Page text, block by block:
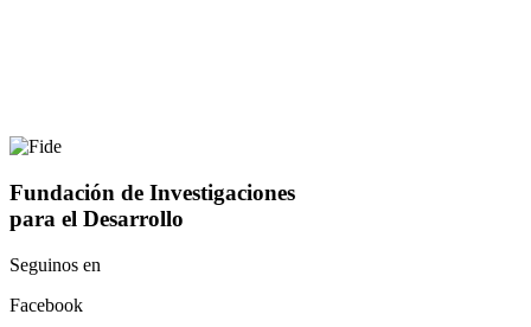
Fundación de Investigaciones
para el Desarrollo
Seguinos en
Facebook